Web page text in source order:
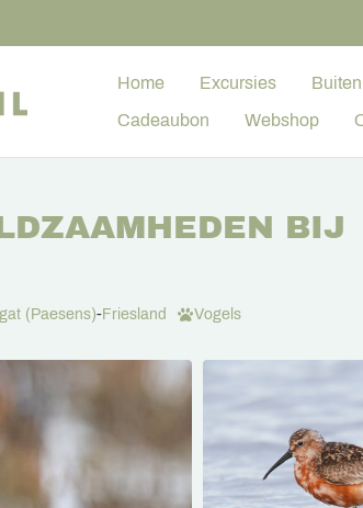
Home Excursies
Cadeaubon Webshop
BIJ
(Paesens)-Friesland Vogels